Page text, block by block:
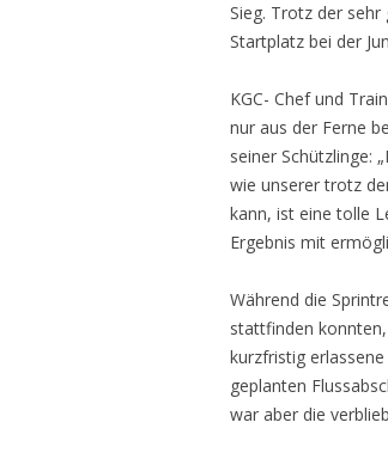
Sieg. Trotz der
Startplatz bei der
KGC- Chef und
nur aus der Ferne
seiner Schützlinge:
wie unserer trotz
kann, ist eine tolle
Ergebnis mit
Während die
stattfinden
kurzfristig
geplanten
war aber die